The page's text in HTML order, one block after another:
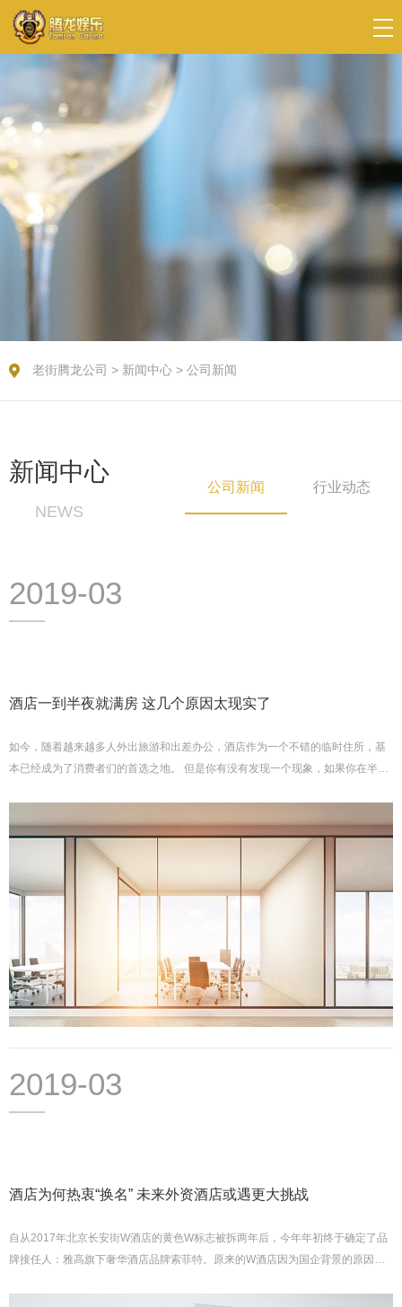
老街腾龙公司 > 新闻中心 > 公司新闻
新闻中心
NEWS
公司新闻 行业动态
2019-03
酒店一到半夜就满房 这几个原因太现实了
如今，随着越来越多人外出旅游和出差办公，酒店作为一个不错的临时住所，基
本已经成为了消费者们的首选之地。 但是你有没有发现一个现象，如果你在半夜
2019-03
酒店为何热衷“换名” 未来外资酒店或遇更大挑战
自从2017年北京长安街W酒店的黄色W标志被拆两年后，今年年初终于确定了品
牌接任人：雅高旗下奢华酒店品牌索菲特。原来的W酒店因为国企背景的原因，